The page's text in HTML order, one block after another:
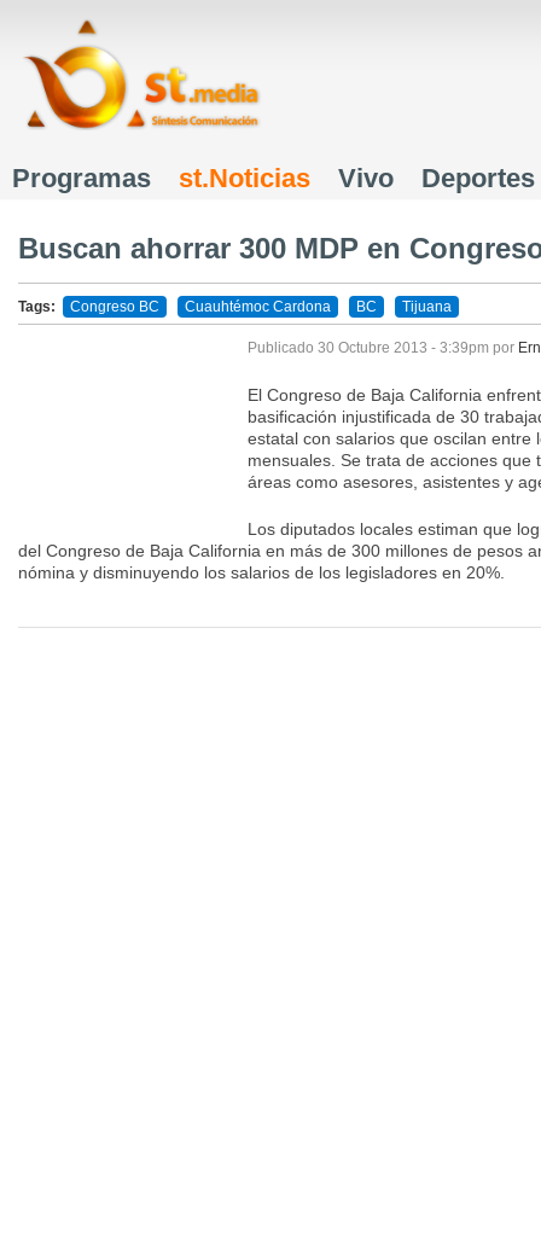
Menú principal
Programas st.Noticias Vivo Deportes
Buscan ahorrar 300 MDP en
Tags: Congreso BC Cuauhtémoc Cardona BC Tijuana
Publicado 30 Octubre 2013 - 3:39pm por
El Congreso de Baja California
basificación injustificada de 30
estatal con salarios que oscilan entre
mensuales. Se trata de acciones que
áreas como asesores, asistentes y
Los diputados locales estiman que
del Congreso de Baja California en más de 300 millones de pesos
nómina y disminuyendo los salarios de los legisladores en 20%.